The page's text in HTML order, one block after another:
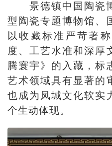
景德镇中国陶瓷
型陶瓷专题博物馆、
以收藏标准严苛著
度、工艺水准和深厚
腾寰宇》的入藏，标
艺术领域具有显著的
也成为凤城文化软实
个生动体现。